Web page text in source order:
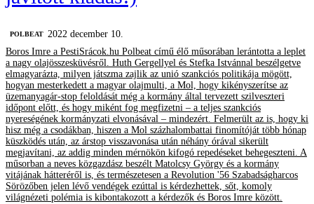
‎POLBEAT 2022 december 10.
Boros Imre a PestiSrácok.hu Polbeat című élő műsorában lerántotta a leplet
a nagy olajösszesküvésről. Huth Gergellyel és Stefka Istvánnal beszélgetve
elmagyarázta, milyen játszma zajlik az unió szankciós politikája mögött,
hogyan mesterkedett a magyar olajmulti, a Mol, hogy kikényszerítse az
üzemanyagár-stop feloldását még a kormány által tervezett szilveszteri
időpont előtt, és hogy miként fog megfizetni – a teljes szankciós
nyereségének kormányzati elvonásával – mindezért. Felmerült az is, hogy ki
hisz még a csodákban, hiszen a Mol százhalombattai finomítóját több hónap
küszködés után, az árstop visszavonása után néhány órával sikerült
megjavítani, az addig minden mérnökön kifogó repedéseket behegeszteni. A
műsorban a neves közgazdász beszélt Matolcsy György és a kormány
vitájának hátteréről is, és természetesen a Revolution '56 Szabadságharcos
Sörözőben jelen lévő vendégek ezúttal is kérdezhettek, sőt, komoly
világnézeti polémia is kibontakozott a kérdezők és Boros Imre között.